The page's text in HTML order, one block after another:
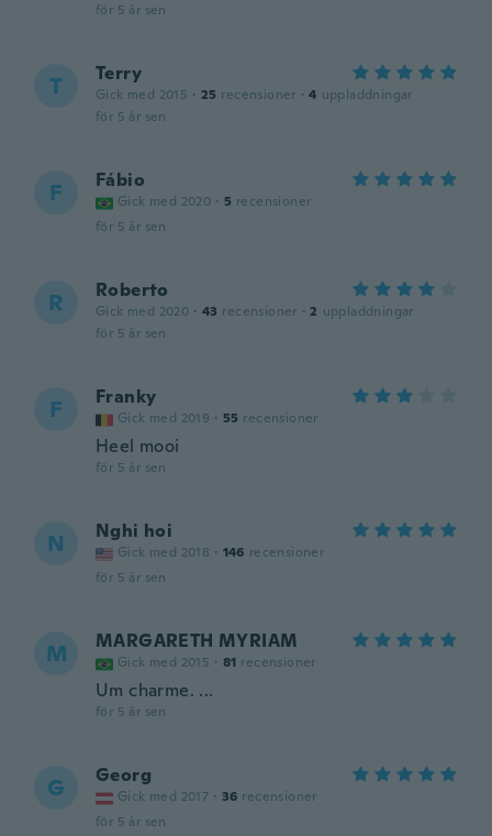
för 5 år sen
T Terry
Gick med 2015 · 25 recensioner · 4 uppladdningar
för 5 år sen
F Fábio
Gick med 2020 · 5 recensioner
för 5 år sen
R Roberto
Gick med 2020 · 43 recensioner · 2 uppladdningar
för 5 år sen
F Franky
Gick med 2019 · 55 recensioner
Heel mooi
för 5 år sen
N Nghi hoi
Gick med 2018 · 146 recensioner
för 5 år sen
M MARGARETH MYRIAM
Gick med 2015 · 81 recensioner
Um charme. ...
för 5 år sen
G Georg
Gick med 2017 · 36 recensioner
för 5 år sen